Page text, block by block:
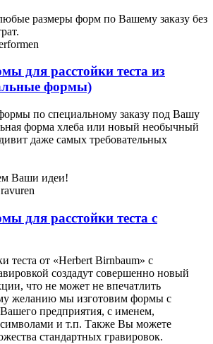
размеры форм по Вашему заказу без
для расстойки теста из
формы)
по специальному заказу под Вашу
форма хлеба или новый необычный
даже самых требовательных
Ваши идеи!
для расстойки теста с
теста от «Herbert Birnbaum» с
создадут совершенно новый
что не может не впечатлить
желанию мы изготовим формы с
предприятия, с именем,
и т.п. Также Вы можете
стандартных гравировок.